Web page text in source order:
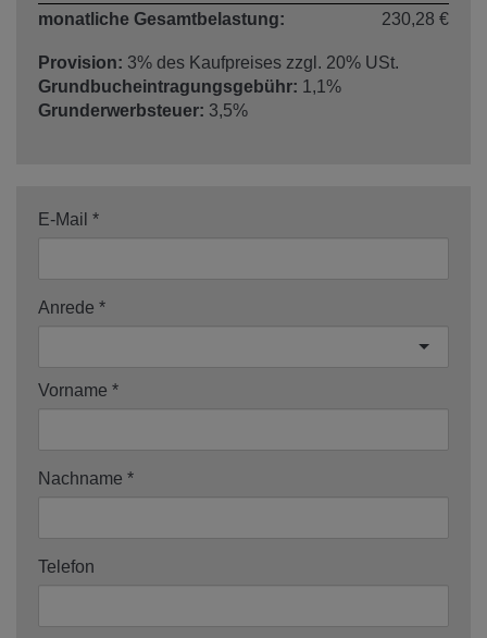
monatliche Gesamtbelastung:
230,28 €
Provision: 3% des Kaufpreises zzgl. 20% USt.
Grundbucheintragungsgebühr: 1,1%
Grunderwerbsteuer: 3,5%
E-Mail
Anrede
Vorname
Nachname
Telefon